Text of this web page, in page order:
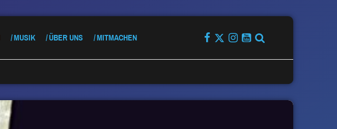
MUSIK ÜBER UNS MITMACHEN